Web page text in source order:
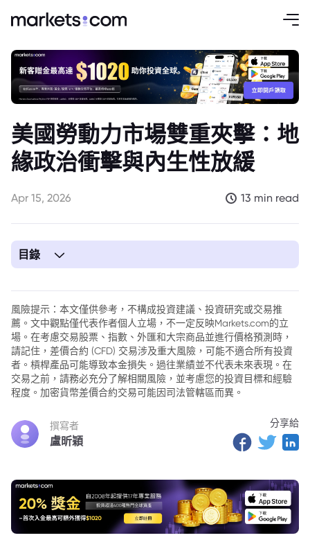
美國勞動力市場雙重夾擊：地
緣政治衝擊與內生性放緩
Apr 15, 2026 13 min read
目錄
3. 產業分化加劇：就業高度集中
4. 能源衝擊向經濟傳導：招聘與消費形成負向循環
5. 失業率溫和上行：弱勢群體承壓更為顯著
6. 數據修正放大不確定性：政策面臨「滯脹式」兩難
風險提示：本文僅供參考，不構成投資建議、投資研究或交易推
薦。文中觀點僅代表作者個人立場，不一定反映Markets.com的立
場。在考慮交易股票、指數、外匯和大宗商品並進行價格預測時，
請記住，差價合約 (CFD) 交易涉及重大風險，可能不適合所有投資
者。槓桿產品可能導致本金損失。過往業績並不代表未來表現。在
交易之前，請務必充分了解相關風險，並考慮您的投資目標和經驗
程度。加密貨幣差價合約交易可能因司法管轄區而異。
撰寫者
盧昕穎
分享給